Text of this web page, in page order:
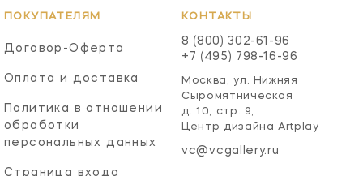
ПОКУПАТЕЛЯМ
Договор-Оферта
Оплата и доставка
Политика в отношении
обработки
персональных данных
Страница входа
КОНТАКТЫ
8 (800) 302-61-96
+7 (495) 798-16-96
Москва, ул. Нижняя
Сыромятническая
д. 10, стр. 9,
Центр дизайна Artplay
vc@vcgallery.ru